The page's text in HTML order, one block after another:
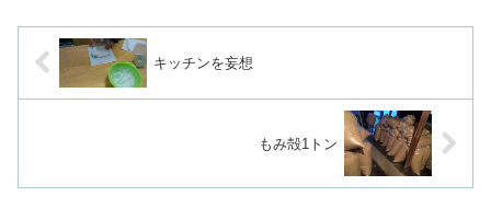
キッチンを妄想
もみ殻1トン